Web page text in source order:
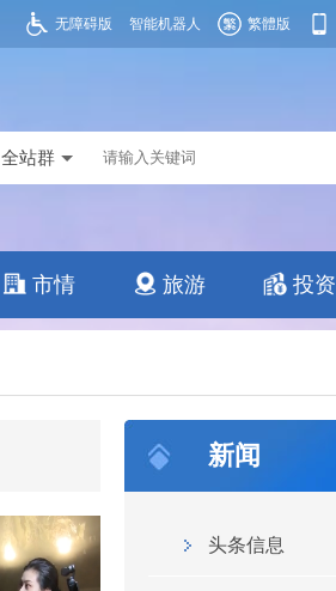
无障碍版 智能机器人 繁體版
市情 旅游 投资
全站群
新闻
头条信息